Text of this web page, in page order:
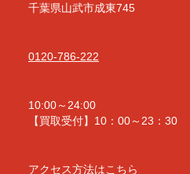
千葉県山武市成東745
0120-786-222
10:00～24:00
【買取受付】10：00～23：30
アクセス方法はこちら